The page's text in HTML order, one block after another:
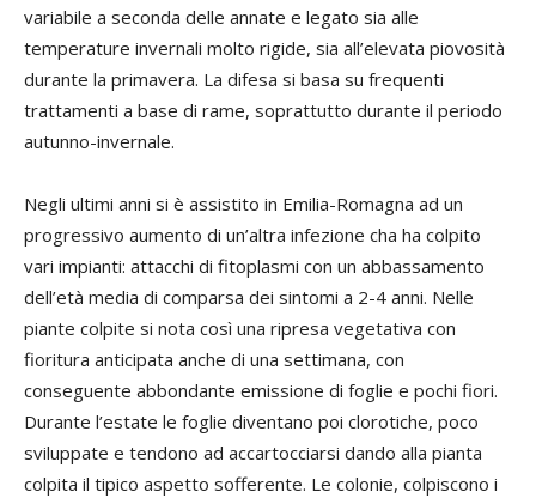
variabile a seconda delle annate e legato sia alle
temperature invernali molto rigide, sia all’elevata piovosità
durante la primavera. La difesa si basa su frequenti
trattamenti a base di rame, soprattutto durante il periodo
autunno-invernale.
Negli ultimi anni si è assistito in Emilia-Romagna ad un
progressivo aumento di un’altra infezione cha ha colpito
vari impianti: attacchi di fitoplasmi con un abbassamento
dell’età media di comparsa dei sintomi a 2-4 anni. Nelle
piante colpite si nota così una ripresa vegetativa con
fioritura anticipata anche di una settimana, con
conseguente abbondante emissione di foglie e pochi fiori.
Durante l’estate le foglie diventano poi clorotiche, poco
sviluppate e tendono ad accartocciarsi dando alla pianta
colpita il tipico aspetto sofferente. Le colonie, colpiscono i